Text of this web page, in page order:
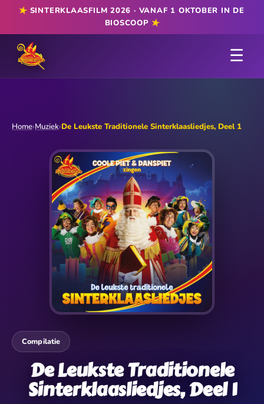
★SINTERKLAASFILM 2026 · VANAF 1 OKTOBER IN DE
BIOSCOOP ★
☰
Home›Muziek›De Leukste Traditionele Sinterklaasliedjes, Deel 1
Compilatie
De Leukste Traditionele
Sinterklaasliedjes, Deel 1